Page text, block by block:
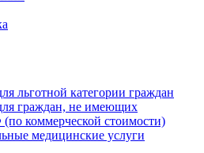
льготной категории граждан
граждан, не имеющих
коммерческой стоимости)
медицинские услуги